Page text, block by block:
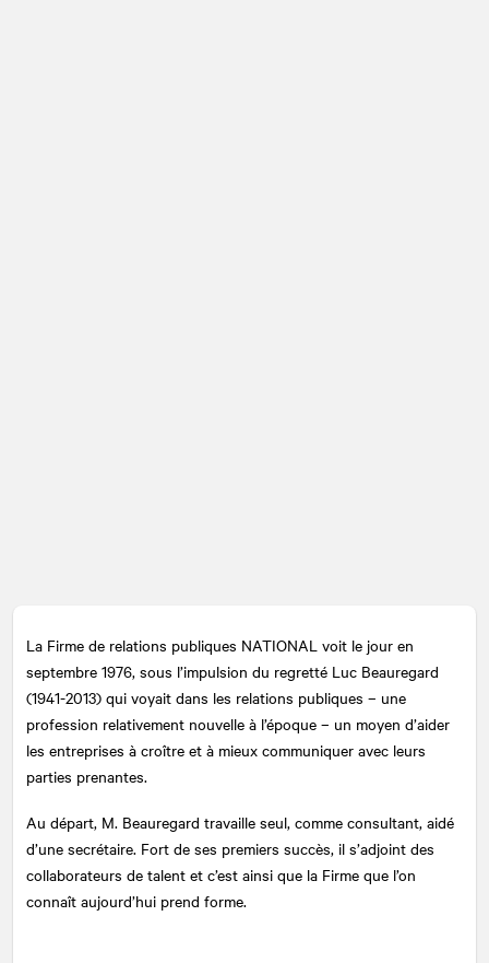
La Firme de relations publiques NATIONAL voit le jour en
septembre 1976, sous l’impulsion du regretté Luc Beauregard
(1941-2013) qui voyait dans les relations publiques – une
profession relativement nouvelle à l’époque – un moyen d’aider
les entreprises à croître et à mieux communiquer avec leurs
parties prenantes.
Au départ, M. Beauregard travaille seul, comme consultant, aidé
d’une secrétaire. Fort de ses premiers succès, il s’adjoint des
collaborateurs de talent et c’est ainsi que la Firme que l’on
connaît aujourd’hui prend forme.